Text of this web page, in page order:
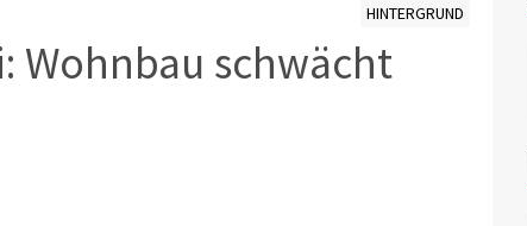
HINTERGRUND
Wohnbau schwächt